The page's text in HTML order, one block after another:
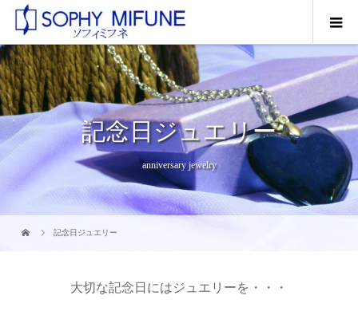
記念日ジュエリー
anniversary jewelry
記念日ジュエリー
大切な記念日にはジュエリーを・・・